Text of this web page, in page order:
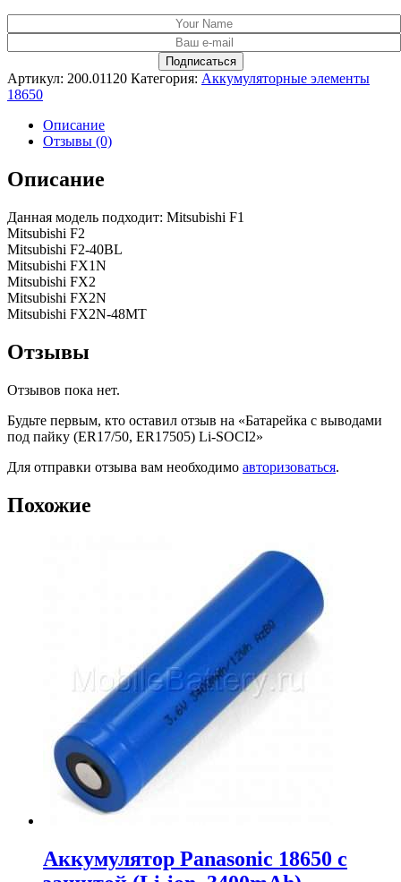
Артикул: 200.01120 Категория: Аккумуляторные элементы
18650
Описание
Отзывы (0)
Описание
Данная модель подходит: Mitsubishi F1
Mitsubishi F2
Mitsubishi F2-40BL
Mitsubishi FX1N
Mitsubishi FX2
Mitsubishi FX2N
Mitsubishi FX2N-48MT
Отзывы
Отзывов пока нет.
Будьте первым, кто оставил отзыв на «Батарейка с выводами
под пайку (ER17/50, ER17505) Li-SOCI2»
Для отправки отзыва вам необходимо авторизоваться.
Похожие
Аккумулятор Panasonic 18650 с